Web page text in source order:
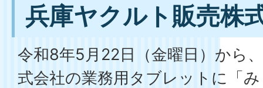
兵庫ヤクルト販売株
令和8年5月22日（金曜日）から
式会社の業務用タブレットに「